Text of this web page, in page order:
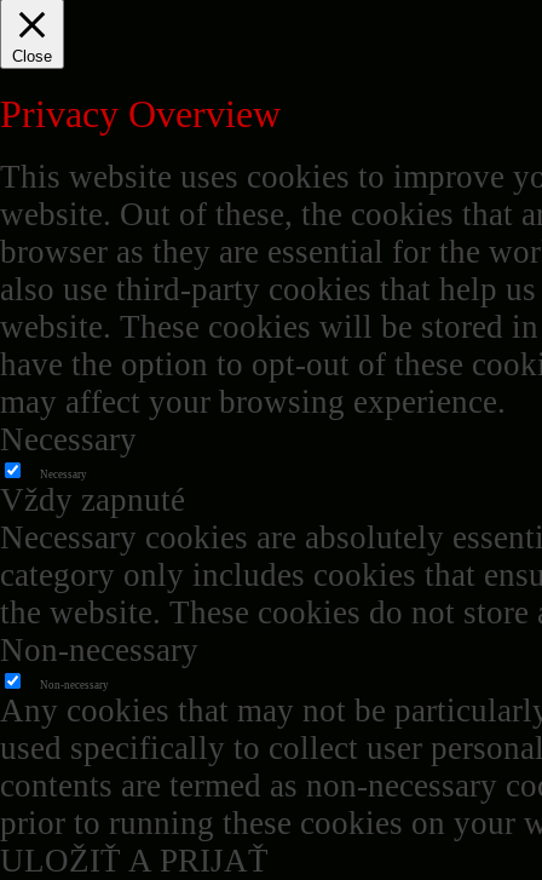
Close
Privacy Overview
This website uses cookies to improve
website. Out of these, the cookies that
browser as they are essential for the
also use third-party cookies that help
website. These cookies will be stored
have the option to opt-out of these
may affect your browsing experience.
Necessary
Necessary
Vždy zapnuté
Necessary cookies are absolutely
category only includes cookies that
the website. These cookies do not
Non-necessary
Non-necessary
Any cookies that may not be
used specifically to collect user
contents are termed as non-necessary
prior to running these cookies on your
ULOŽIŤ A PRIJAŤ